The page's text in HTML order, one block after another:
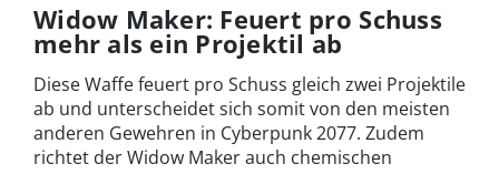
Widow Maker: Feuert pro Schuss
mehr als ein Projektil ab
Diese Waffe feuert pro Schuss gleich zwei Projektile
ab und unterscheidet sich somit von den meisten
anderen Gewehren in Cyberpunk 2077. Zudem
richtet der Widow Maker auch chemischen